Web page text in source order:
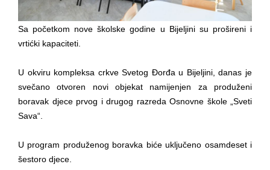
JAVNI PROSTOR U MJESNIM ZAJEDNICAMA
NA TERITORIJI GRADA BIJELjINA
Obavještenje za preduzetnika - Gojko
Od 27. jula prijem zahtjeva za novčanu
pomoć za nabavku školskog pribora
osnovcima
dostupni od 13. marta do 15. novembra
Sa početkom nove školske godine u Bijeljini su prošireni i
vrtićki kapaciteti.
U okviru kompleksa crkve Svetog Đorđa u Bijeljini, danas je
svečano otvoren novi objekat namijenjen za produženi
boravak djece prvog i drugog razreda Osnovne škole „Sveti
Sava“.
U program produženog boravka biće uključeno osamdeset i
šestoro djece.